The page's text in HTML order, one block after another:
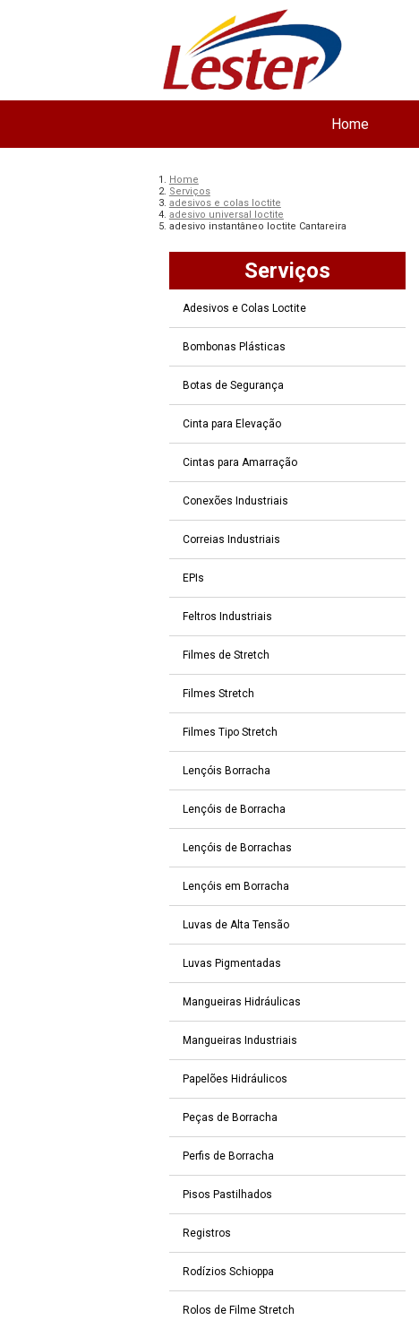
Home
Home
Serviços
adesivos e colas loctite
adesivo universal loctite
adesivo instantâneo loctite Cantareira
Serviços
Adesivos e Colas Loctite
Bombonas Plásticas
Botas de Segurança
Cinta para Elevação
Cintas para Amarração
Conexões Industriais
Correias Industriais
EPIs
Feltros Industriais
Filmes de Stretch
Filmes Stretch
Filmes Tipo Stretch
Lençóis Borracha
Lençóis de Borracha
Lençóis de Borrachas
Lençóis em Borracha
Luvas de Alta Tensão
Luvas Pigmentadas
Mangueiras Hidráulicas
Mangueiras Industriais
Papelões Hidráulicos
Peças de Borracha
Perfis de Borracha
Pisos Pastilhados
Registros
Rodízios Schioppa
Rolos de Filme Stretch